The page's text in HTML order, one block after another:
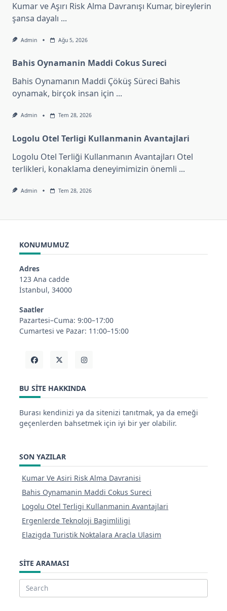
Kumar ve Aşırı Risk Alma Davranışı Kumar, bireylerin
şansa dayalı ...
Admin Ağu 5, 2026
Bahis Oynamanin Maddi Cokus Sureci
Bahis Oynamanın Maddi Çöküş Süreci Bahis
oynamak, birçok insan için ...
Admin Tem 28, 2026
Logolu Otel Terligi Kullanmanin Avantajlari
Logolu Otel Terliği Kullanmanın Avantajları Otel
terlikleri, konaklama deneyimimizin önemli ...
Admin Tem 28, 2026
KONUMUMUZ
Adres
123 Ana cadde
İstanbul, 34000
Saatler
Pazartesi–Cuma: 9:00–17:00
Cumartesi ve Pazar: 11:00–15:00
BU SITE HAKKINDA
Burası kendinizi ya da sitenizi tanıtmak, ya da emeği
geçenlerden bahsetmek için iyi bir yer olabilir.
SON YAZILAR
Kumar Ve Asiri Risk Alma Davranisi
Bahis Oynamanin Maddi Cokus Sureci
Logolu Otel Terligi Kullanmanin Avantajlari
Ergenlerde Teknoloji Bagimliligi
Elazigda Turistik Noktalara Aracla Ulasim
SITE ARAMASI
Search